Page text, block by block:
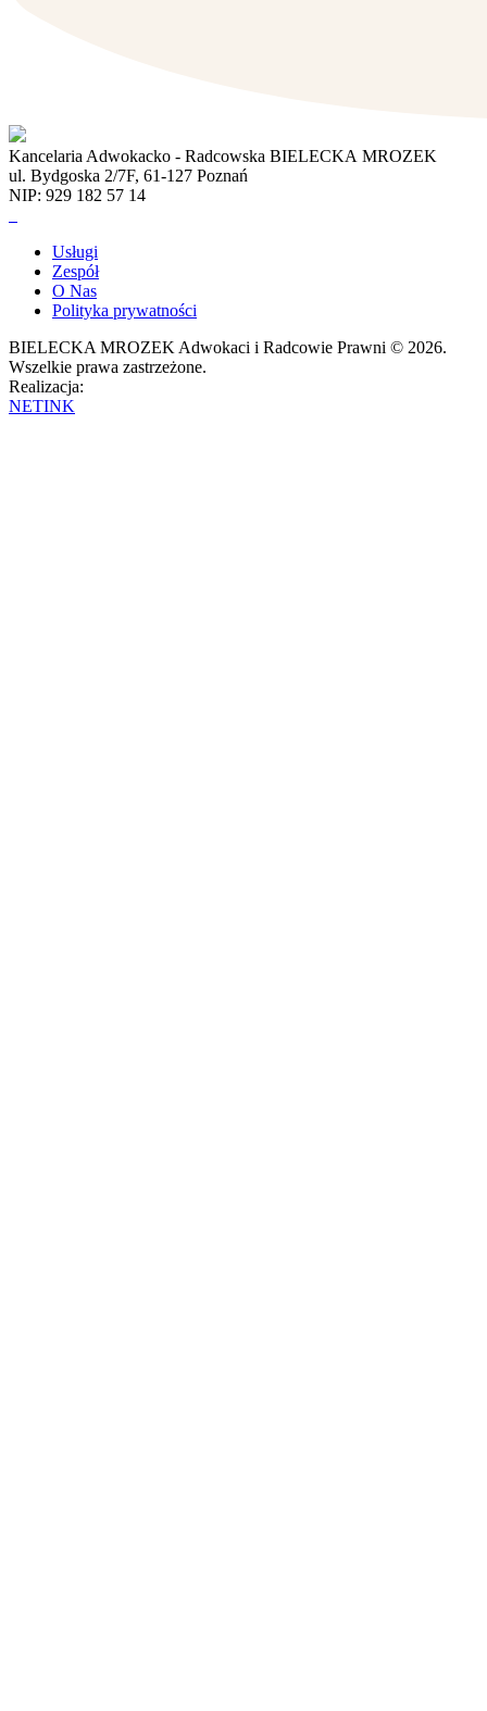
Kancelaria Adwokacko - Radcowska BIELECKA MROZEK
ul. Bydgoska 2/7F, 61-127 Poznań
NIP: 929 182 57 14
Usługi
Zespół
O Nas
Polityka prywatności
BIELECKA MROZEK Adwokaci i Radcowie Prawni © 2026.
Wszelkie prawa zastrzeżone.
Realizacja:
NETINK